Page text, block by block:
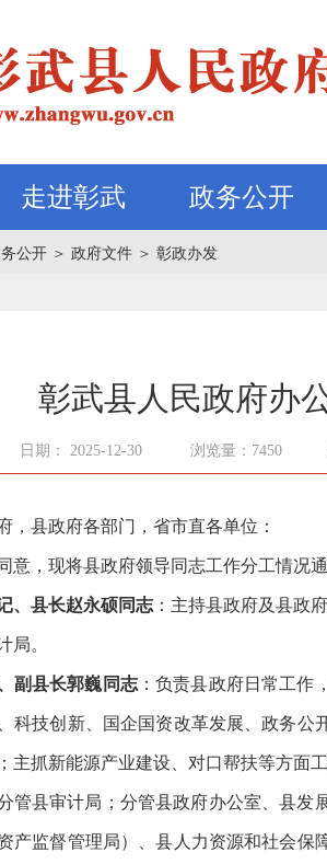
走进彰武 政务公开
公开 ＞ 政府文件 ＞ 彰政办发
彰武县人民政府办
日期： 2025-12-30 浏览量：7450
，县政府各部门，省市直各单位：
意，现将县政府领导同志工作分工情况通
、县长赵永硕同志 ：主持县政府及县政
局。
副县长郭巍同志：负责县政府日常工作
科技创新、国企国资改革发展、政务公
主抓新能源产业建设、对口帮扶等方面
管县审计局；分管县政府办公室、县发
产监督管理局）、县人力资源和社会